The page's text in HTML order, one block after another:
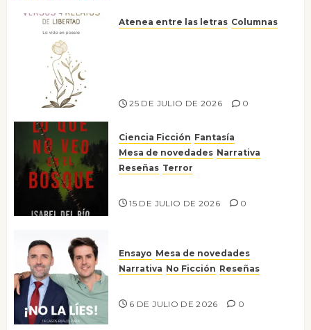
Atenea entre las letras Columnas
25 DE JULIO DE 2026 0
Ciencia Ficción Fantasía
Mesa de novedades Narrativa
Reseñas Terror
15 DE JULIO DE 2026 0
Ensayo Mesa de novedades
Narrativa No Ficción Reseñas
6 DE JULIO DE 2026 0